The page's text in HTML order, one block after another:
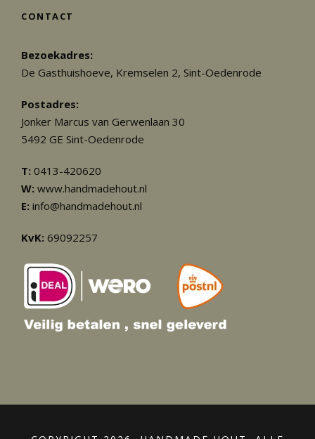
CONTACT
Bezoekadres:
De Gasthuishoeve, Kremselen 2, Sint-Oedenrode
Postadres:
Jonker Marcus van Gerwenlaan 30
5492 GE Sint-Oedenrode
T: 0413-420620
W: www.handmadehout.nl
E: info@handmadehout.nl
KvK: 69092257